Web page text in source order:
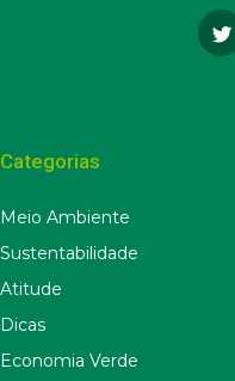
Categorias
Meio Ambiente
Sustentabilidade
Atitude
Dicas
Economia Verde